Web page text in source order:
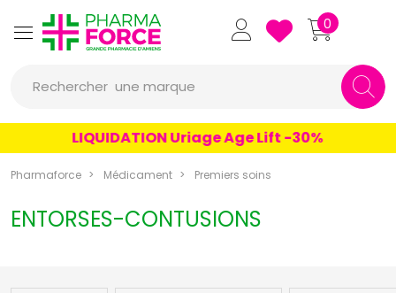
Pharmaforce Grande Pharmacie
0
Rechercher une marque
un conseil
un produit
LIQUIDATION Uriage Age Lift -30%
Pharmaforce Médicament Premiers soins
ENTORSES-CONTUSIONS